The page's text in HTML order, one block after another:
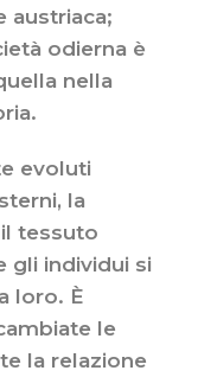
austriaca;
odierna è
nella
evoluti
la
tessuto
gli individui si
loro. È
le
la relazione